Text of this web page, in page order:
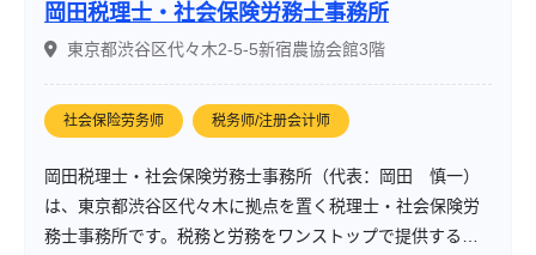
岡田税理士・社会保険労務士事務所
東京都渋谷区代々木2-5-5新宿農協会館3階
社会保险劳务师 税务师/注册会计师
岡田税理士・社会保険労務士事務所（代表：岡田 慎一）
は、東京都渋谷区代々木に拠点を置く税理士・社会保険労
務士事務所です。税務と労務をワンストップで提供する体